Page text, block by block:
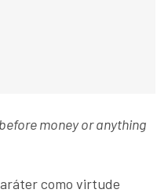
money or anything
como virtude